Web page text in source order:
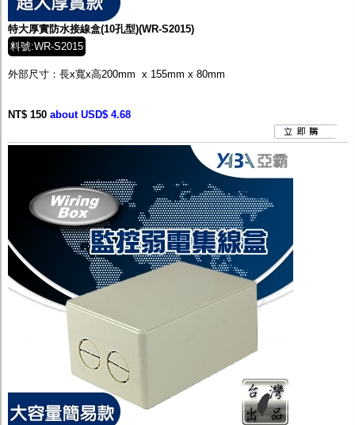
特大厚實防水接線盒(10孔型)(WR-S2015)
料號:WR-S2015
外部尺寸：長x寬x高200mm x 155mm x 80mm
NT$ 150 about USD$ 4.68